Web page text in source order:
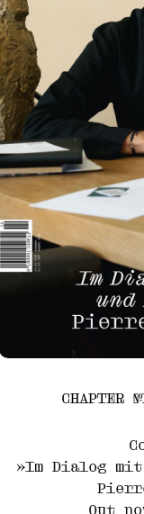
CHAPTER
»Im Dialog
Out